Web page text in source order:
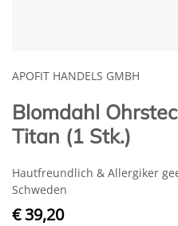
APOFIT HANDELS GMBH
Blomdahl
Titan (1 Stk.)
Hautfreundlich & Allergiker
Schweden
€ 39,20